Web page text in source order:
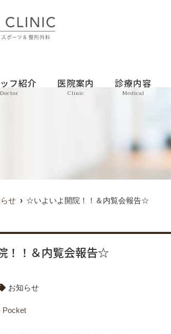
フ紹介
Doctor
医院案内
Clinic
診療内容
Medical
せ ☆いよいよ開院！！＆内覧会報告☆
！！＆内覧会報告☆
お知らせ
Pocket